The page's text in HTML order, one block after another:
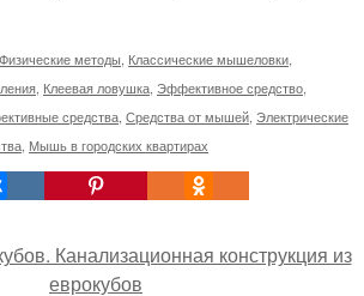
Физические методы Классические мышеловки
Клеевая ловушка Эффективное средство
средства Средства от мышей Электрические
Мышь в городских квартирах